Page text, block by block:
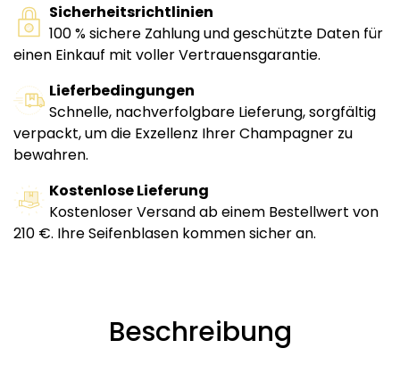
Sicherheitsrichtlinien
100 % sichere Zahlung und geschützte Daten für
einen Einkauf mit voller Vertrauensgarantie.
Lieferbedingungen
Schnelle, nachverfolgbare Lieferung, sorgfältig
verpackt, um die Exzellenz Ihrer Champagner zu
bewahren.
Kostenlose Lieferung
Kostenloser Versand ab einem Bestellwert von
210 €. Ihre Seifenblasen kommen sicher an.
Beschreibung